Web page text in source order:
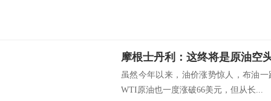
摩根士丹利：这终将是原油空
虽然今年以来，油价涨势惊人，布油
WTI原油也一度涨破66美元，但从长...